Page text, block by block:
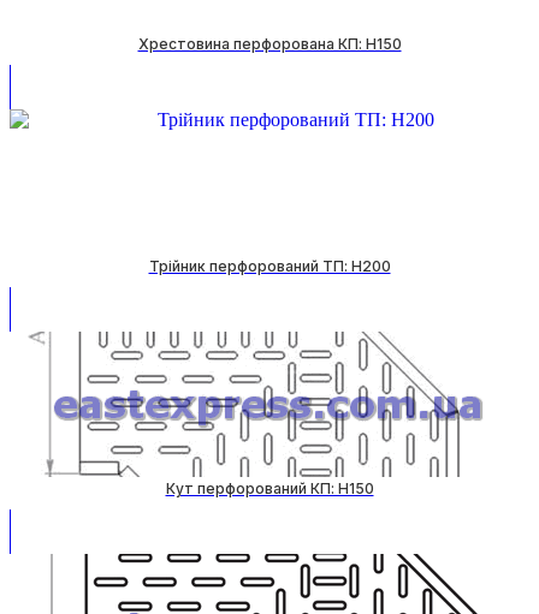
Хрестовина перфорована КП: H150
Трійник перфорований ТП: H200
Кут перфорований КП: H150